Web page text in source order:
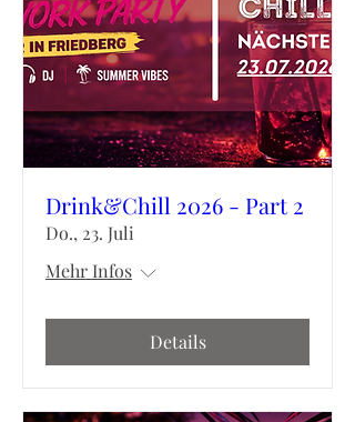
Drink&Chill 2026 - Part 2
Do., 23. Juli
Mehr Infos
Details